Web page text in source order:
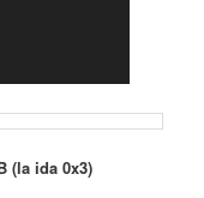
(la ida 0x3)